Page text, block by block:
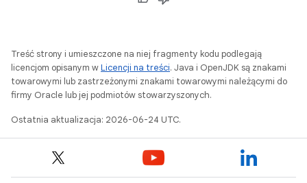
Treść strony i umieszczone na niej fragmenty kodu podlegają
licencjom opisanym wLicencji na treści. Java i OpenJDK są znakami
towarowymi lub zastrzeżonymi znakami towarowymi należącymi do
firmy Oracle lub jej podmiotów stowarzyszonych.
Ostatnia aktualizacja: 2026-06-24 UTC.